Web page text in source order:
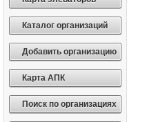
Каталог организаций
Добавить организацию
Карта АПК
Поиск по организациях